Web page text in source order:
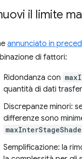
il limite
annunciato in
di fattori:
Ridondanza con
quantità di dati
Discrepanze minori:
differenze sono
Semplificazione: la